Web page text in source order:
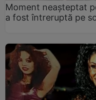
Moment neașteptat
a fost întreruptă pe